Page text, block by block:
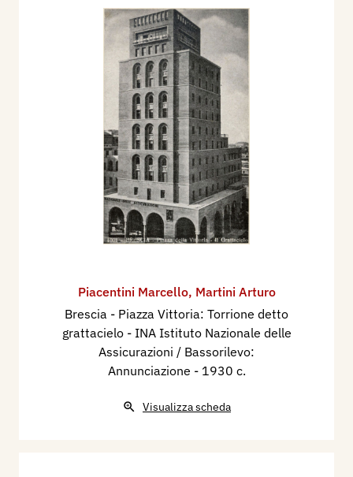
Piacentini Marcello, Martini Arturo
Brescia - Piazza Vittoria: Torrione detto
grattacielo - INA Istituto Nazionale delle
Assicurazioni / Bassorilevo:
Annunciazione - 1930 c.
Visualizza scheda